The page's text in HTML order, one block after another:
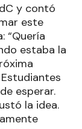
y contó
este
“Quería
estaba la
esperar.
la idea.